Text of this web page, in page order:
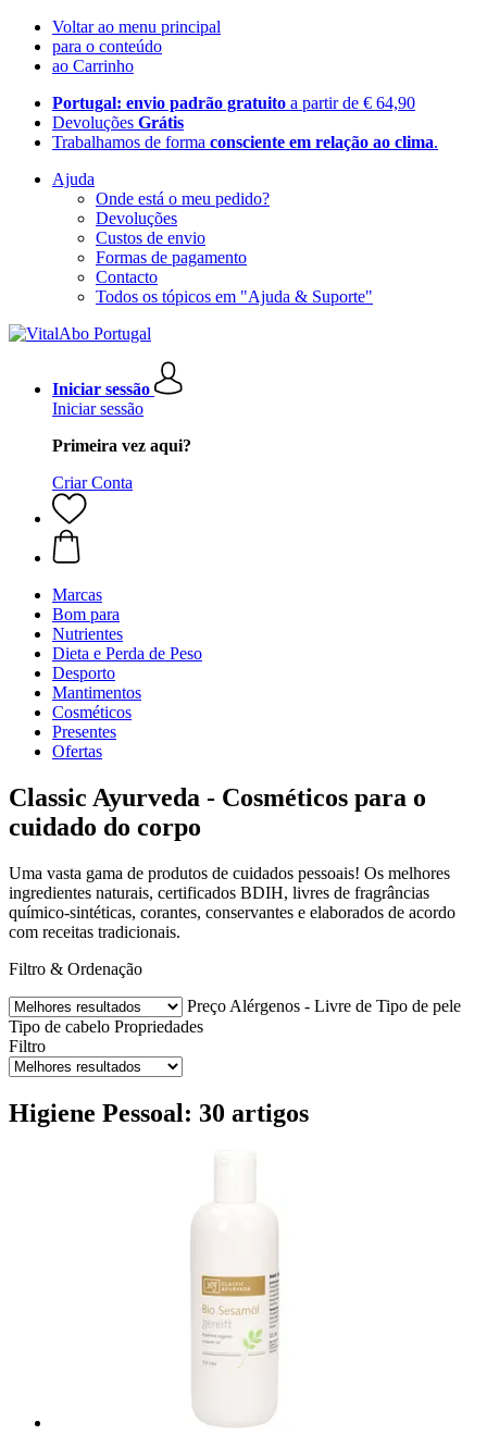
Voltar ao menu principal
para o conteúdo
ao Carrinho
Portugal: envio padrão gratuito a partir de € 64,90
Devoluções Grátis
Trabalhamos de forma consciente em relação ao clima.
Ajuda
Onde está o meu pedido?
Devoluções
Custos de envio
Formas de pagamento
Contacto
Todos os tópicos em "Ajuda & Suporte"
Iniciar sessão
Iniciar sessão
Primeira vez aqui?
Criar Conta
Marcas
Bom para
Nutrientes
Dieta e Perda de Peso
Desporto
Mantimentos
Cosméticos
Presentes
Ofertas
Classic Ayurveda - Cosméticos para o
cuidado do corpo
Uma vasta gama de produtos de cuidados pessoais! Os melhores
ingredientes naturais, certificados BDIH, livres de fragrâncias
químico-sintéticas, corantes, conservantes e elaborados de acordo
com receitas tradicionais.
Filtro & Ordenação
Preço Alérgenos - Livre de Tipo de pele
Tipo de cabelo Propriedades
Filtro
Higiene Pessoal: 30 artigos